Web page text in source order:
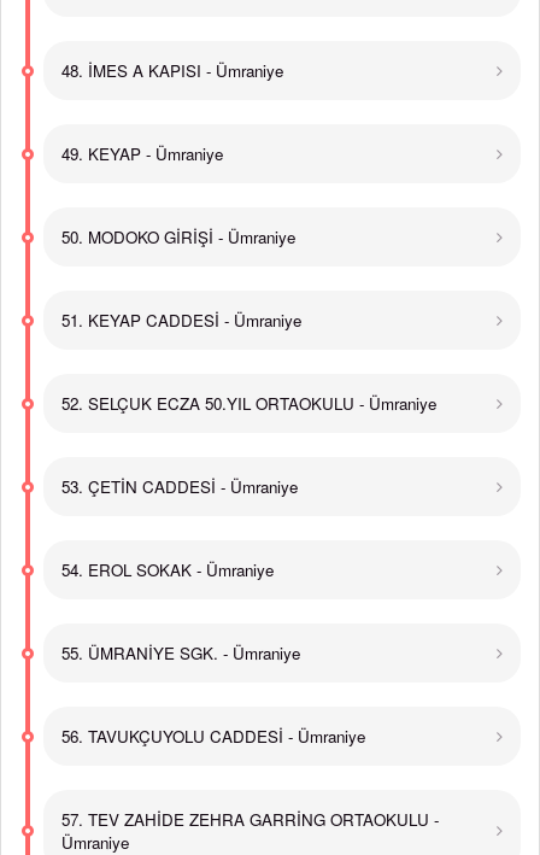
48. İMES A KAPISI - Ümraniye
49. KEYAP - Ümraniye
50. MODOKO GİRİŞİ - Ümraniye
51. KEYAP CADDESİ - Ümraniye
52. SELÇUK ECZA 50.YIL ORTAOKULU - Ümraniye
53. ÇETİN CADDESİ - Ümraniye
54. EROL SOKAK - Ümraniye
55. ÜMRANİYE SGK. - Ümraniye
56. TAVUKÇUYOLU CADDESİ - Ümraniye
57. TEV ZAHİDE ZEHRA GARRİNG ORTAOKULU -
Ümraniye